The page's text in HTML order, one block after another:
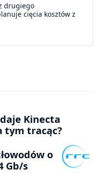
drugiego
cięcia kosztów z
Kinecta
tym tracąc?
o
Gb/s